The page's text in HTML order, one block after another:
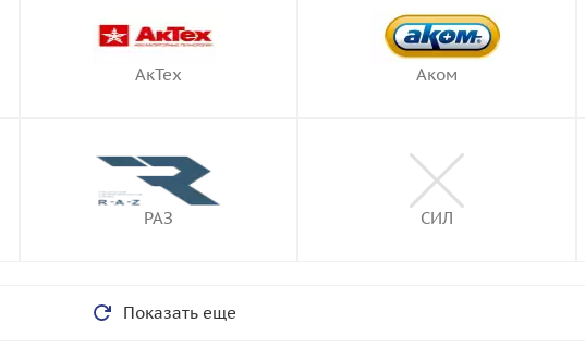
АкТех Аком
РАЗ СИЛ
Показать еще